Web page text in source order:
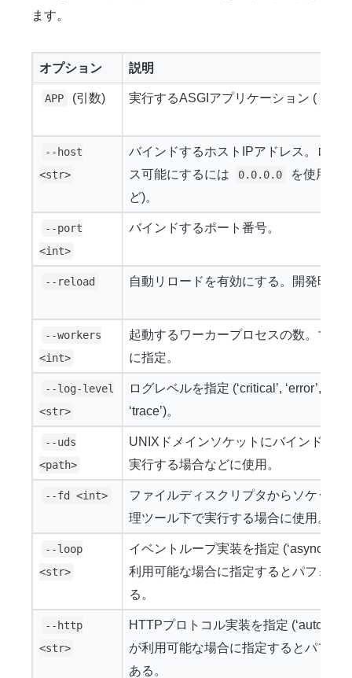
ます。
オプション 説明
APP (引数) 実行するASGIアプリケーション (
--host
<str>
バインドするホストIPアドレス。ロー
ス可能にするには
0.0.0.0
を使用。
ど)。
--port
<int>
バインドするポート番号。
--reload 自動リロードを有効にする。開発時に
--workers
<int>
起動するワーカープロセスの数。マル
に指定。
--log-level
<str>
ログレベルを指定 (‘critical’, ‘error’,
‘trace’)。
--uds
<path>
UNIXドメインソケットにバインドす
実行する場合などに使用。
--fd <int>
ファイルディスクリプタからソケット
理ツール下で実行する場合に使用。
--loop
<str>
イベントループ実装を指定 (‘asyncio’
利用可能な場合に指定するとパフォー
る。
--http
<str>
HTTPプロトコル実装を指定 (‘auto’,
が利用可能な場合に指定するとパフォ
ある。